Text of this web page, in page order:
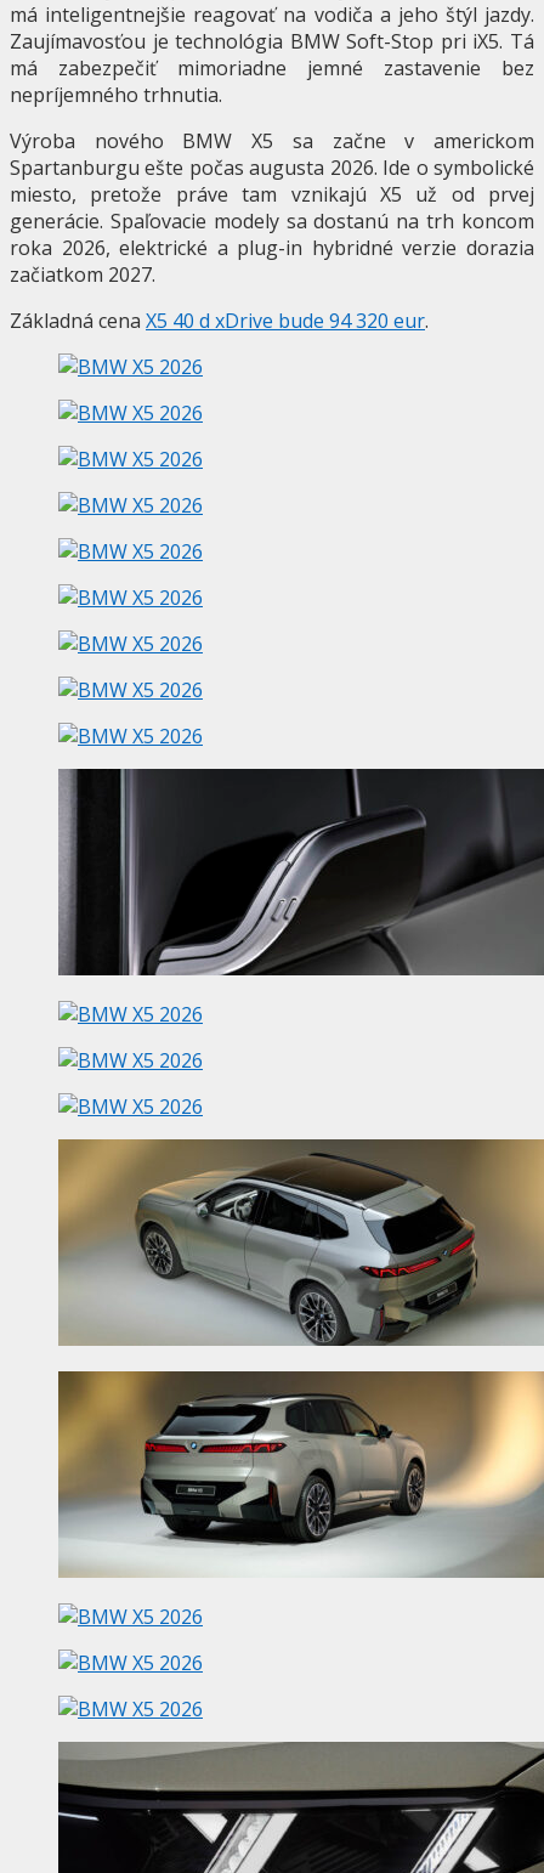
má inteligentnejšie reagovať na vodiča a jeho štýl jazdy.
Zaujímavosťou je technológia BMW Soft-Stop pri iX5. Tá
má zabezpečiť mimoriadne jemné zastavenie bez
nepríjemného trhnutia.
Výroba nového BMW X5 sa začne v americkom
Spartanburgu ešte počas augusta 2026. Ide o symbolické
miesto, pretože práve tam vznikajú X5 už od prvej
generácie. Spaľovacie modely sa dostanú na trh koncom
roka 2026, elektrické a plug-in hybridné verzie dorazia
začiatkom 2027.
Základná cena X5 40 d xDrive bude 94 320 eur.